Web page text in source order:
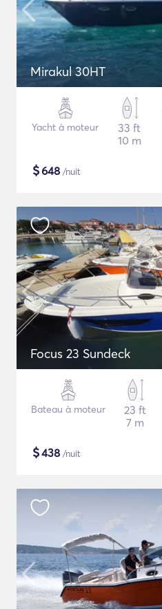
Mirakul 30HT
Yacht à moteur
33 ft
10 m
$648 /nuit
Focus 23 Sundeck
Bateau à moteur
23 ft
7 m
$438 /nuit